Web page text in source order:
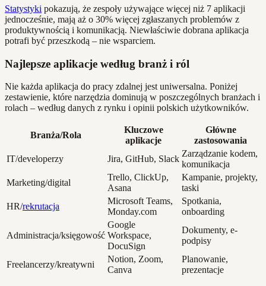
Statystyki pokazują, że zespoły używające więcej niż 7 aplikacji
jednocześnie, mają aż o 30% więcej zgłaszanych problemów z
produktywnością i komunikacją. Niewłaściwie dobrana aplikacja
potrafi być przeszkodą – nie wsparciem.
Najlepsze aplikacje według branż i ról
Nie każda aplikacja do pracy zdalnej jest uniwersalna. Poniżej
zestawienie, które narzędzia dominują w poszczególnych branżach i
rolach – według danych z rynku i opinii polskich użytkowników.
Branża/Rola
Kluczowe
aplikacje
Główne
zastosowania
IT/developerzy
Jira, GitHub, Slack
Zarządzanie kodem,
komunikacja
Marketing/digital
Trello, ClickUp,
Asana
Kampanie, projekty,
taski
HR/rekrutacja
Microsoft Teams,
Monday.com
Spotkania,
onboarding
Administracja/księgowość
Google
Workspace,
DocuSign
Dokumenty, e-
podpisy
Freelancerzy/kreatywni
Notion, Zoom,
Canva
Planowanie,
prezentacje